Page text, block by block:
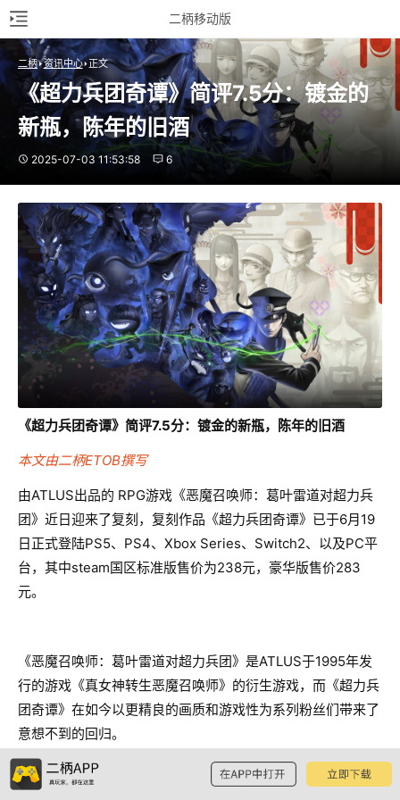
二柄移动版
二柄 资讯中心 正文
《超力兵团奇谭》简评7.5分：镀金的
新瓶，陈年的旧酒
2025-07-03 11:53:58 6
《超力兵团奇谭》简评7.5分：镀金的新瓶，陈年的旧酒
本文由二柄ETOB撰写
由ATLUS出品的 RPG游戏《恶魔召唤师：葛叶雷道对超力兵
团》近日迎来了复刻，复刻作品《超力兵团奇谭》已于6月19
日正式登陆PS5、PS4、Xbox Series、Switch2、以及PC平
台，其中steam国区标准版售价为238元，豪华版售价283
元。
《恶魔召唤师：葛叶雷道对超力兵团》是ATLUS于1995年发
行的游戏《真女神转生恶魔召唤师》的衍生游戏，而《超力兵
团奇谭》在如今以更精良的画质和游戏性为系列粉丝们带来了
意想不到的回归。